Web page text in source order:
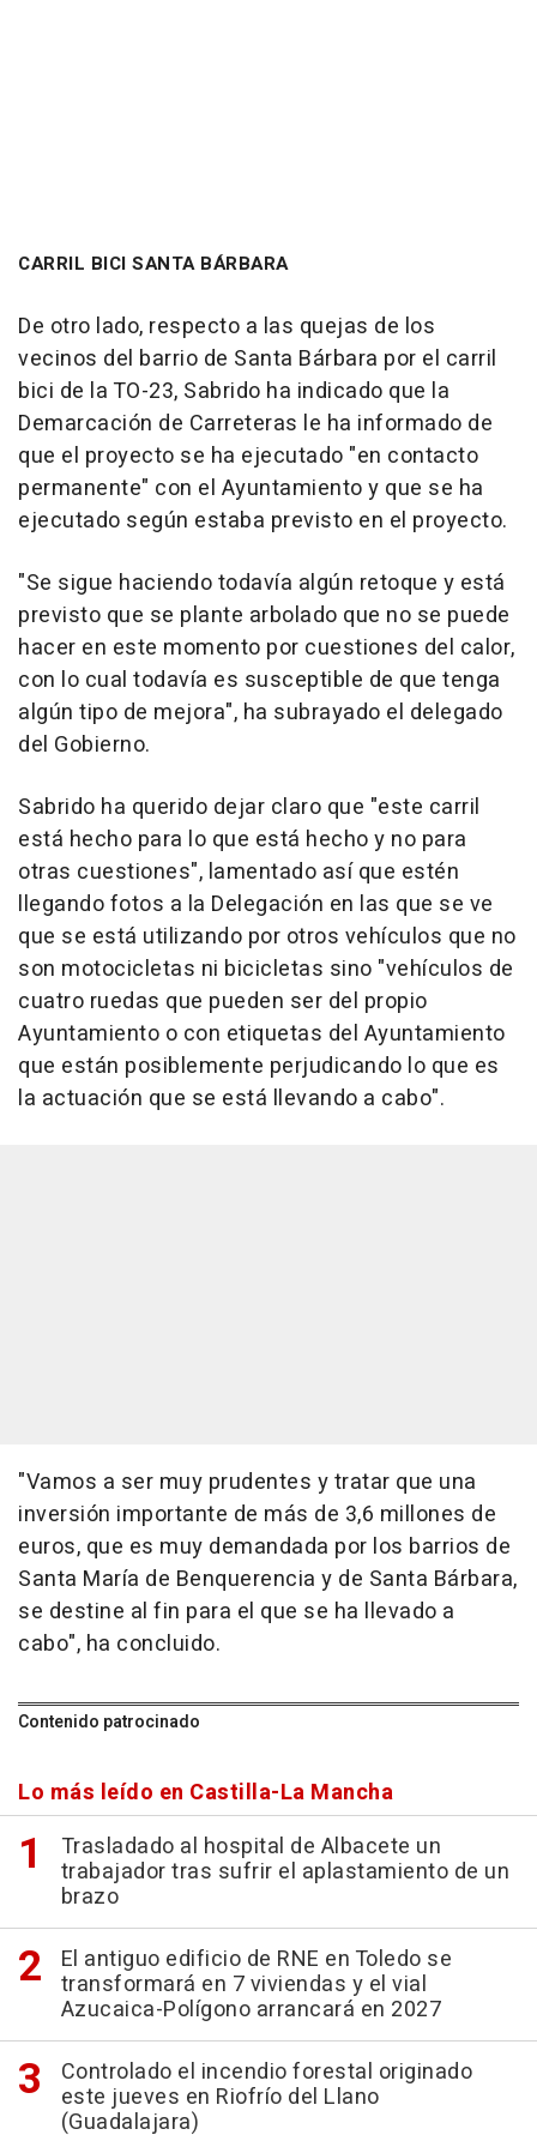
CARRIL BICI SANTA BÁRBARA
De otro lado, respecto a las quejas de los
vecinos del barrio de Santa Bárbara por el carril
bici de la TO-23, Sabrido ha indicado que la
Demarcación de Carreteras le ha informado de
que el proyecto se ha ejecutado "en contacto
permanente" con el Ayuntamiento y que se ha
ejecutado según estaba previsto en el proyecto.
"Se sigue haciendo todavía algún retoque y está
previsto que se plante arbolado que no se puede
hacer en este momento por cuestiones del calor,
con lo cual todavía es susceptible de que tenga
algún tipo de mejora", ha subrayado el delegado
del Gobierno.
Sabrido ha querido dejar claro que "este carril
está hecho para lo que está hecho y no para
otras cuestiones", lamentado así que estén
llegando fotos a la Delegación en las que se ve
que se está utilizando por otros vehículos que no
son motocicletas ni bicicletas sino "vehículos de
cuatro ruedas que pueden ser del propio
Ayuntamiento o con etiquetas del Ayuntamiento
que están posiblemente perjudicando lo que es
la actuación que se está llevando a cabo".
"Vamos a ser muy prudentes y tratar que una
inversión importante de más de 3,6 millones de
euros, que es muy demandada por los barrios de
Santa María de Benquerencia y de Santa Bárbara,
se destine al fin para el que se ha llevado a
cabo", ha concluido.
Contenido patrocinado
Lo más leído en Castilla-La Mancha
Trasladado al hospital de Albacete un
trabajador tras sufrir el aplastamiento de un
brazo
El antiguo edificio de RNE en Toledo se
transformará en 7 viviendas y el vial
Azucaica-Polígono arrancará en 2027
Controlado el incendio forestal originado
este jueves en Riofrío del Llano
(Guadalajara)